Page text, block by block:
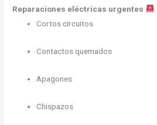
Reparaciones eléctricas urgentes
Cortos circuitos
Contactos quemados
Apagones
Chispazos